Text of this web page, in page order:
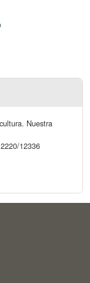
Nuestra
12336